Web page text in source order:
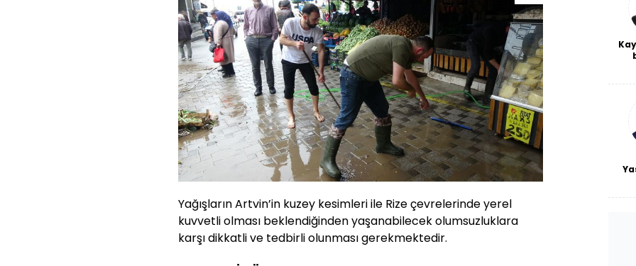
Yağışların Artvin’in kuzey kesimleri ile Rize çevrelerinde yerel
kuvvetli olması beklendiğinden yaşanabilecek olumsuzluklara
karşı dikkatli ve tedbirli olunması gerekmektedir.